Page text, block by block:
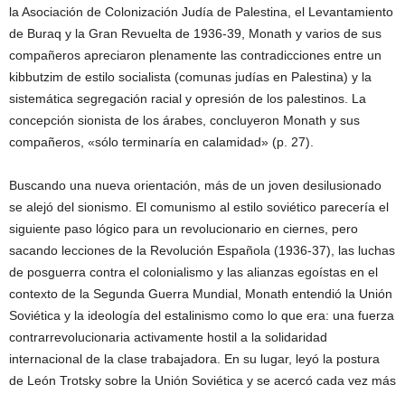
la Asociación de Colonización Judía de Palestina, el Levantamiento
de Buraq y la Gran Revuelta de 1936-39, Monath y varios de sus
compañeros apreciaron plenamente las contradicciones entre un
kibbutzim de estilo socialista (comunas judías en Palestina) y la
sistemática segregación racial y opresión de los palestinos. La
concepción sionista de los árabes, concluyeron Monath y sus
compañeros, «sólo terminaría en calamidad» (p. 27).
Buscando una nueva orientación, más de un joven desilusionado
se alejó del sionismo. El comunismo al estilo soviético parecería el
siguiente paso lógico para un revolucionario en ciernes, pero
sacando lecciones de la Revolución Española (1936-37), las luchas
de posguerra contra el colonialismo y las alianzas egoístas en el
contexto de la Segunda Guerra Mundial, Monath entendió la Unión
Soviética y la ideología del estalinismo como lo que era: una fuerza
contrarrevolucionaria activamente hostil a la solidaridad
internacional de la clase trabajadora. En su lugar, leyó la postura
de León Trotsky sobre la Unión Soviética y se acercó cada vez más